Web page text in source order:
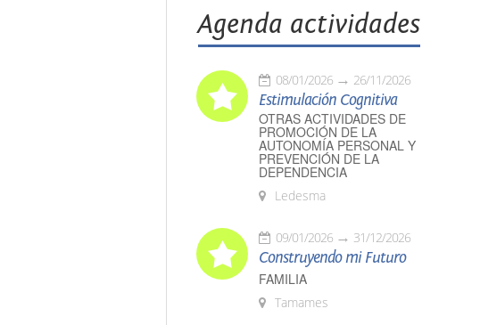
Agenda actividades
08/01/2026 26/11/2026
Estimulación Cognitiva
OTRAS ACTIVIDADES DE
PROMOCIÓN DE LA
AUTONOMÍA PERSONAL Y
PREVENCIÓN DE LA
DEPENDENCIA
Ledesma
09/01/2026 31/12/2026
Construyendo mi Futuro
FAMILIA
Tamames